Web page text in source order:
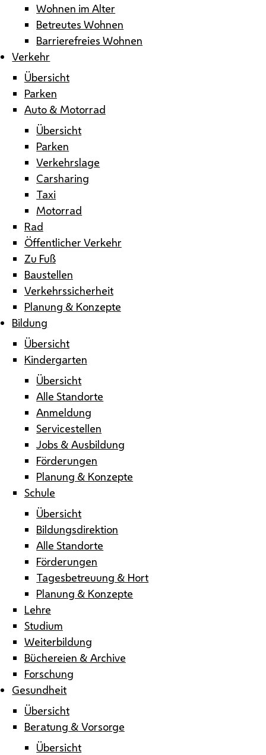
Wohnen im Alter
Betreutes Wohnen
Barrierefreies Wohnen
Verkehr
Übersicht
Parken
Auto & Motorrad
Übersicht
Parken
Verkehrslage
Carsharing
Taxi
Motorrad
Rad
Öffentlicher Verkehr
Zu Fuß
Baustellen
Verkehrssicherheit
Planung & Konzepte
Bildung
Übersicht
Kindergarten
Übersicht
Alle Standorte
Anmeldung
Servicestellen
Jobs & Ausbildung
Förderungen
Planung & Konzepte
Schule
Übersicht
Bildungsdirektion
Alle Standorte
Förderungen
Tagesbetreuung & Hort
Planung & Konzepte
Lehre
Studium
Weiterbildung
Büchereien & Archive
Forschung
Gesundheit
Übersicht
Beratung & Vorsorge
Übersicht